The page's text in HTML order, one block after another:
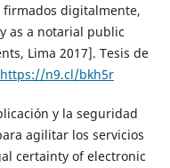
digitalmente,
as a notarial public
Lima 2017]. Tesis de
https://n9.cl/bkh5r
y la seguridad
agilitar los servicios
certainty of electronic